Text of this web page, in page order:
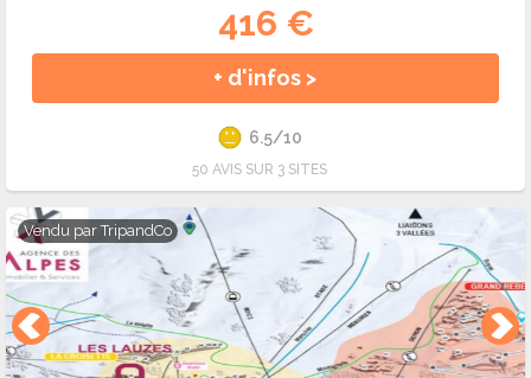
416 €
+ d'infos >
6.5/10
50 AVIS SUR 3 SITES
Vendu parTripandCo